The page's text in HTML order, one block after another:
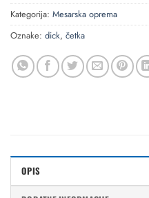
Kategorija: Mesarska oprema
Oznake: dick, četka
OPIS